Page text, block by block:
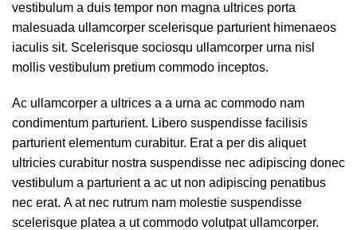
vestibulum a duis tempor non magna ultrices porta
malesuada ullamcorper scelerisque parturient himenaeos
iaculis sit. Scelerisque sociosqu ullamcorper urna nisl
mollis vestibulum pretium commodo inceptos.
Ac ullamcorper a ultrices a a urna ac commodo nam
condimentum parturient. Libero suspendisse facilisis
parturient elementum curabitur. Erat a per dis aliquet
ultricies curabitur nostra suspendisse nec adipiscing donec
vestibulum a parturient a ac ut non adipiscing penatibus
nec erat. A at nec rutrum nam molestie suspendisse
scelerisque platea a ut commodo volutpat ullamcorper.